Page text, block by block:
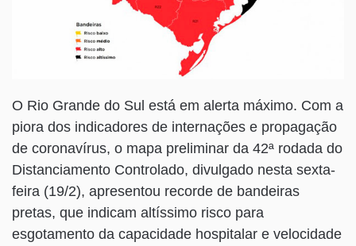
O Rio Grande do Sul está em alerta máximo. Com a
piora dos indicadores de internações e propagação
de coronavírus, o mapa preliminar da 42ª rodada do
Distanciamento Controlado, divulgado nesta sexta-
feira (19/2), apresentou recorde de bandeiras
pretas, que indicam altíssimo risco para
esgotamento da capacidade hospitalar e velocidade